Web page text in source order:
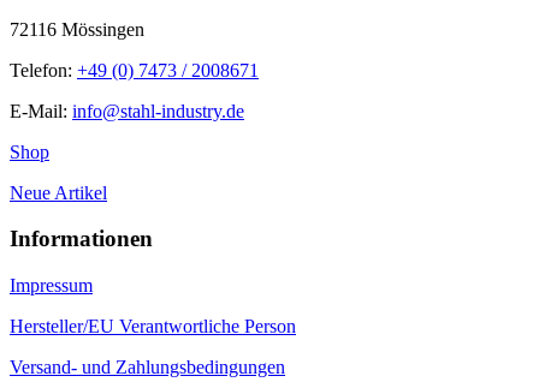
72116 Mössingen
Telefon: +49 (0) 7473 / 2008671
E-Mail: info@stahl-industry.de
Shop
Neue Artikel
Informationen
Impressum
Hersteller/EU Verantwortliche Person
Versand- und Zahlungsbedingungen